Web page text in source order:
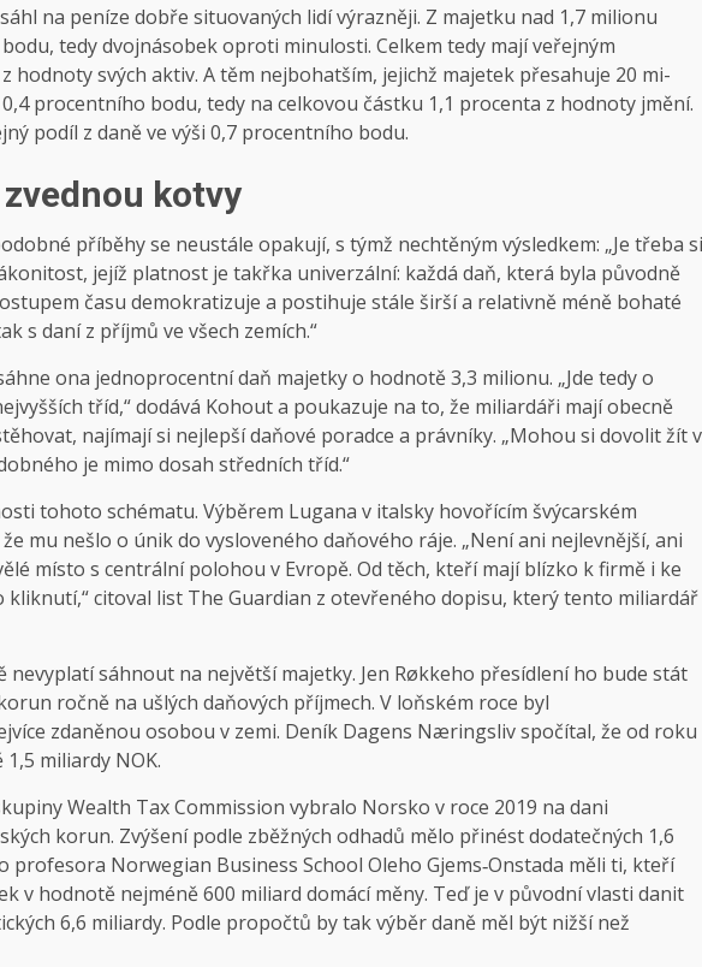
na peníze dobře situovaných lidí výrazněji. Z majetku nad 1,7 milionu
tedy dvojnásobek oproti minulosti. Celkem tedy mají veřejným
hodnoty svých aktiv. A těm nejbohatším, jejichž majetek přesahuje 20 mi­
procentního bodu, tedy na celkovou částku 1,1 procenta z hodnoty jmění.
podíl z daně ve výši 0,7 procentního bodu.
kotvy
příběhy se neustále opakují, s týmž nechtěným výsledkem: „Je třeba si
jejíž platnost je takřka univerzální: každá daň, která byla původně
času demokratizuje a postihuje stále širší a relativně méně bohaté
s daní z příjmů ve všech zemích.“
ona jednoprocentní daň majetky o hodnotě 3,3 milionu. „Jde tedy o
tříd,“ dodává Kohout a poukazuje na to, že miliardáři mají obecně
najímají si nejlepší daňové poradce a právníky. „Mohou si dovolit žít v
je mimo dosah středních tříd.“
tohoto schématu. Výběrem Lugana v italsky hovořícím švýcarském
mu nešlo o únik do vysloveného daňového ráje. „Není ani nejlevnější, ani
místo s centrální polohou v Evropě. Od těch, kteří mají blízko k firmě i ke
kliknutí,“ citoval list The Guardian z otevřeného dopisu, který tento miliardář
sáhnout na největší majetky. Jen Røkkeho přesídlení ho bude stát
ročně na ušlých daňových příjmech. V loňském roce byl
zdaněnou osobou v zemi. Deník Dagens Næringsliv spočítal, že od roku
miliardy NOK.
Wealth Tax Commission vybralo Norsko v roce 2019 na dani
korun. Zvýšení podle zběžných odhadů mělo přinést dodatečných 1,6
Norwegian Business School Oleho Gjems‑Onstada měli ti, kteří
v hodnotě nejméně 600 miliard domácí měny. Teď je v původní vlasti danit
6,6 miliardy. Podle propočtů by tak výběr daně měl být nižší než